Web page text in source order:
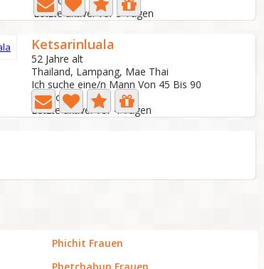
Letzte aktive: Vor 3 Tagen
Ketsarinluala
52 Jahre alt
Thailand, Lampang, Mae Thai
Ich suche eine/n Mann Von 45 Bis 90
1 Foto
Letzte aktive: Vor 4 Tagen
Phichit Frauen